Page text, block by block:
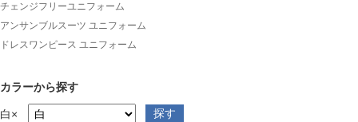
チェンジフリーユニフォーム
アンサンブルスーツ ユニフォーム
ドレスワンピース ユニフォーム
カラーから探す
白×